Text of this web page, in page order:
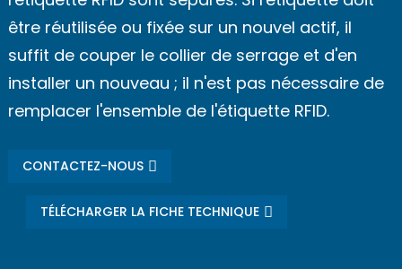
être réutilisée ou fixée sur un nouvel actif, il
suffit de couper le collier de serrage et d'en
installer un nouveau ; il n'est pas nécessaire de
remplacer l'ensemble de l'étiquette RFID.
CONTACTEZ-NOUS
TÉLÉCHARGER LA FICHE TECHNIQUE